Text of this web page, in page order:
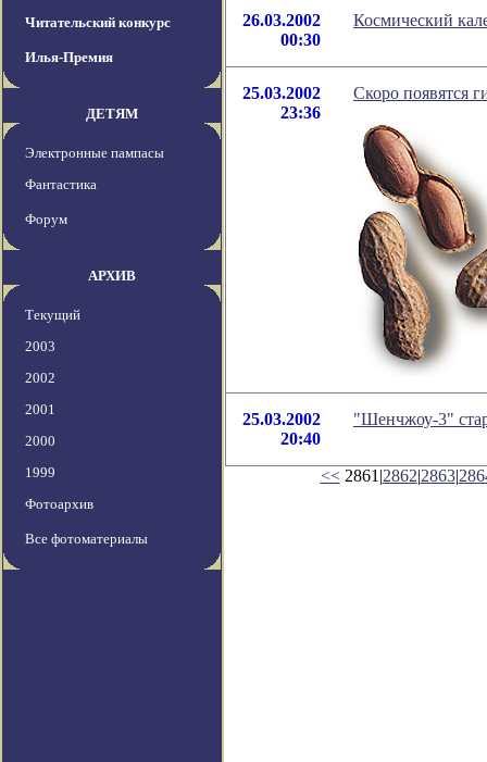
Читательский конкурс
Илья-Премия
ДЕТЯМ
Электронные пампасы
Фантастика
Форум
АРХИВ
Текущий
2003
2002
2001
2000
1999
Фотоархив
Все фотоматериалы
26.03.2002
00:30
Космический
25.03.2002
23:36
Скоро появятся
25.03.2002
20:40
"Шенчжоу-3"
<<2861|2862|2863|